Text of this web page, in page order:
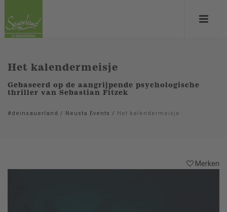
Het kalendermeisje
Gebaseerd op de aangrijpende psychologische
thriller van Sebastian Fitzek
#deinsauerland / Neusta Events / Het kalendermeisje
Merken